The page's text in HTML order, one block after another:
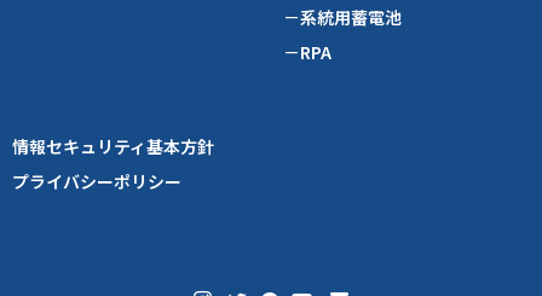
－系統用蓄電池
－RPA
情報セキュリティ基本方針
プライバシーポリシー